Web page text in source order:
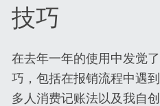
技巧
在去年一年的使用中发觉
巧，包括在报销流程中遇
多人消费记账法以及我自